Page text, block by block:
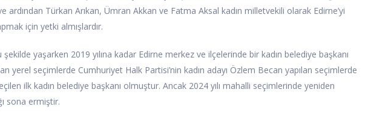
ardından Türkan Arıkan, Ümran Akkan ve Fatma Aksal kadın milletvekili olarak Edirne’yi
için yetki almışlardır.
yaşarken 2019 yılına kadar Edirne merkez ve ilçelerinde bir kadın belediye başkanı
yerel seçimlerde Cumhuriyet Halk Partisi’nin kadın adayı Özlem Becan yapılan seçimlerde
ilk kadın belediye başkanı olmuştur. Ancak 2024 yılı mahalli seçimlerinde yeniden
sona ermiştir.